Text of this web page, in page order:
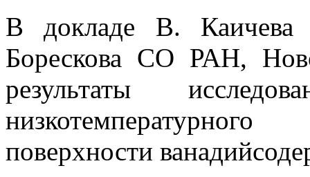
В докладе В. Каичева
Борескова СО РАН,
результаты
поверхности